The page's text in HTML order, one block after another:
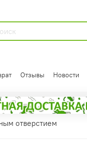
Отзывы Новости
отверстием